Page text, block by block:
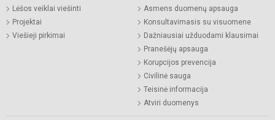
Lėšos veiklai viešinti
Projektai
Viešieji pirkimai
Asmens duomenų apsauga
Konsultavimasis su visuomene
Dažniausiai užduodami klausimai
Pranešėjų apsauga
Korupcijos prevencija
Civilinė sauga
Teisinė informacija
Atviri duomenys